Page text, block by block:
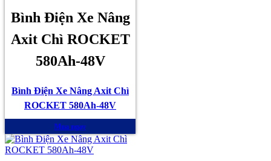
Bình Điện Xe Nâng
Axit Chì ROCKET
580Ah-48V
Bình Điện Xe Nâng Axit Chì
ROCKET 580Ah-48V
Mua ngay